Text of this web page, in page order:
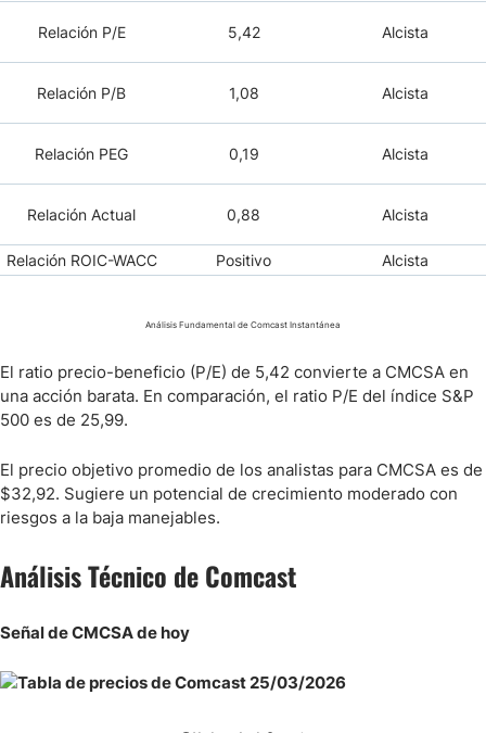
Relación P/E 5,42 Alcista
Relación P/B 1,08 Alcista
Relación PEG 0,19 Alcista
Relación Actual 0,88 Alcista
Relación ROIC-WACC Positivo Alcista
Análisis Fundamental de Comcast Instantánea
El ratio precio-beneficio (P/E) de 5,42 convierte a CMCSA en
una acción barata. En comparación, el ratio P/E del índice S&P
500 es de 25,99.
El precio objetivo promedio de los analistas para CMCSA es de
$32,92. Sugiere un potencial de crecimiento moderado con
riesgos a la baja manejables.
Análisis Técnico de Comcast
Señal de CMCSA de hoy